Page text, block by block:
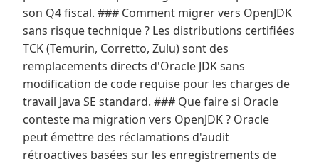
son Q4 fiscal. ### Comment migrer vers OpenJDK
sans risque technique ? Les distributions certifiées
TCK (Temurin, Corretto, Zulu) sont des
remplacements directs d'Oracle JDK sans
modification de code requise pour les charges de
travail Java SE standard. ### Que faire si Oracle
conteste ma migration vers OpenJDK ? Oracle
peut émettre des réclamations d'audit
rétroactives basées sur les enregistrements de